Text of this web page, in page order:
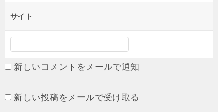
サイト
新しいコメントをメールで通知
新しい投稿をメールで受け取る